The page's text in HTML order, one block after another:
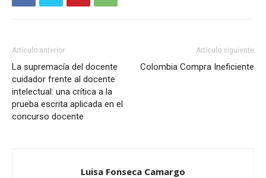
Artículo anterior
La supremacía del docente
cuidador frente al docente
intelectual: una crítica a la
prueba escrita aplicada en el
concurso docente
Artículo siguiente
Colombia Compra Ineficiente
Luisa Fonseca Camargo